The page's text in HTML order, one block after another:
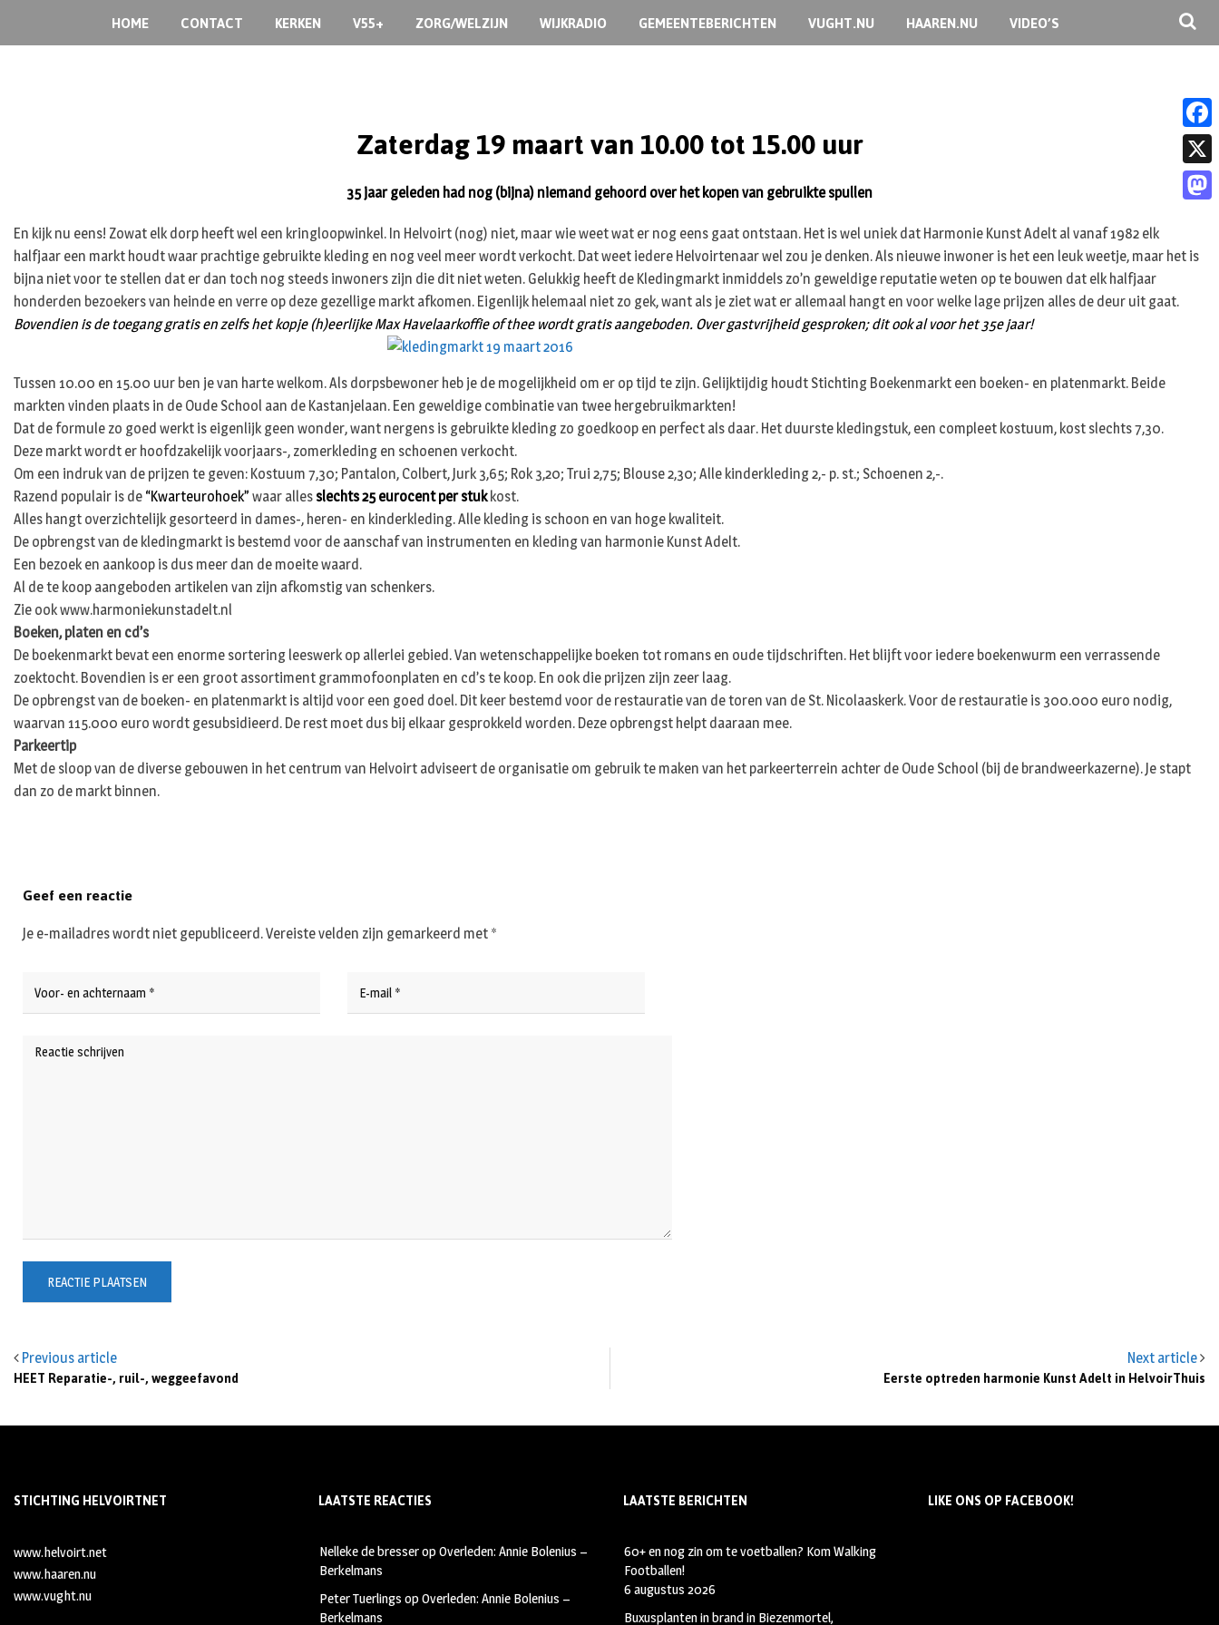
HOME CONTACT KERKEN V55+ ZORG/WELZIJN WIJKRADIO GEMEENTEBERICHTEN VUGHT.NU HAAREN.NU VIDEO’S
Zaterdag 19 maart van 10.00 tot 15.00 uur
35 jaar geleden had nog (bijna) niemand gehoord over het kopen van gebruikte spullen
En kijk nu eens! Zowat elk dorp heeft wel een kringloopwinkel. In Helvoirt (nog) niet, maar wie weet wat er nog eens gaat ontstaan. Het is wel uniek dat Harmonie Kunst Adelt al vanaf 1982 elk
halfjaar een markt houdt waar prachtige gebruikte kleding en nog veel meer wordt verkocht. Dat weet iedere Helvoirtenaar wel zou je denken. Als nieuwe inwoner is het een leuk weetje, maar het is
bijna niet voor te stellen dat er dan toch nog steeds inwoners zijn die dit niet weten. Gelukkig heeft de Kledingmarkt inmiddels zo’n geweldige reputatie weten op te bouwen dat elk halfjaar
honderden bezoekers van heinde en verre op deze gezellige markt afkomen. Eigenlijk helemaal niet zo gek, want als je ziet wat er allemaal hangt en voor welke lage prijzen alles de deur uit gaat.
Bovendien is de toegang gratis en zelfs het kopje (h)eerlijke Max Havelaarkoffie of thee wordt gratis aangeboden. Over gastvrijheid gesproken; dit ook al voor het 35e jaar!
Tussen 10.00 en 15.00 uur ben je van harte welkom. Als dorpsbewoner heb je de mogelijkheid om er op tijd te zijn. Gelijktijdig houdt Stichting Boekenmarkt een boeken- en platenmarkt. Beide
markten vinden plaats in de Oude School aan de Kastanjelaan. Een geweldige combinatie van twee hergebruikmarkten!
Dat de formule zo goed werkt is eigenlijk geen wonder, want nergens is gebruikte kleding zo goedkoop en perfect als daar. Het duurste kledingstuk, een compleet kostuum, kost slechts 7,30.
Deze markt wordt er hoofdzakelijk voorjaars-, zomerkleding en schoenen verkocht.
Om een indruk van de prijzen te geven: Kostuum 7,30; Pantalon, Colbert, Jurk 3,65; Rok 3,20; Trui 2,75; Blouse 2,30; Alle kinderkleding 2,- p. st.; Schoenen 2,-.
Razend populair is de “Kwarteurohoek” waar alles slechts 25 eurocent per stukkost.
Alles hangt overzichtelijk gesorteerd in dames-, heren- en kinderkleding. Alle kleding is schoon en van hoge kwaliteit.
De opbrengst van de kledingmarkt is bestemd voor de aanschaf van instrumenten en kleding van harmonie Kunst Adelt.
Een bezoek en aankoop is dus meer dan de moeite waard.
Al de te koop aangeboden artikelen van zijn afkomstig van schenkers.
Zie ook www.harmoniekunstadelt.nl
Boeken, platen en cd’s
De boekenmarkt bevat een enorme sortering leeswerk op allerlei gebied. Van wetenschappelijke boeken tot romans en oude tijdschriften. Het blijft voor iedere boekenwurm een verrassende
zoektocht. Bovendien is er een groot assortiment grammofoonplaten en cd’s te koop. En ook die prijzen zijn zeer laag.
De opbrengst van de boeken- en platenmarkt is altijd voor een goed doel. Dit keer bestemd voor de restauratie van de toren van de St. Nicolaaskerk. Voor de restauratie is 300.000 euro nodig,
waarvan 115.000 euro wordt gesubsidieerd. De rest moet dus bij elkaar gesprokkeld worden. Deze opbrengst helpt daaraan mee.
Parkeertip
Met de sloop van de diverse gebouwen in het centrum van Helvoirt adviseert de organisatie om gebruik te maken van het parkeerterrein achter de Oude School (bij de brandweerkazerne). Je stapt
dan zo de markt binnen.
Previous article
HEET Reparatie-, ruil-, weggeefavond
Next article
Eerste optreden harmonie Kunst Adelt in HelvoirThuis
Geef een reactie
Je e-mailadres wordt niet gepubliceerd.Vereiste velden zijn gemarkeerd met *
STICHTING HELVOIRTNET
www.helvoirt.net
www.haaren.nu
www.vught.nu
LAATSTE REACTIES
Nelleke de bresseropOverleden: Annie Bolenius –
Berkelmans
Peter Tuerlings opOverleden: Annie Bolenius –
Berkelmans
LAATSTE BERICHTEN
60+ en nog zin om te voetballen? Kom Walking
Footballen!
6 augustus 2026
Buxusplanten in brand in Biezenmortel,
LIKE ONS OP FACEBOOK!
F
a
c
b
X